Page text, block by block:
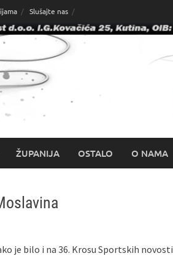
Slušajte nas
ŽUPANIJA OSTALO O NAMA
je bilo i na 36. Krosu Sportskih novosti